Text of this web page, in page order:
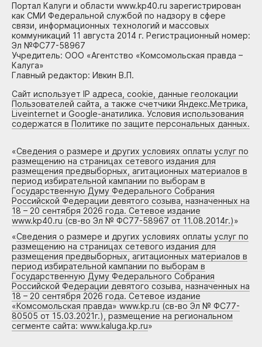
Портал Калуги и области www.kp40.ru зарегистрирован
как СМИ Федеральной службой по надзору в сфере
связи, информационных технологий и массовых
коммуникаций 11 августа 2014 г. Регистрационный номер:
Эл №ФС77-58967
Учредитель: ООО «Агентство «Комсомольская правда –
Калуга»
Главный редактор: Ивкин В.П.
Сайт использует IP адреса, cookie, данные геолокации
Пользователей сайта, а также счетчики Яндекс.Метрика,
Liveinternet и Google-анатилика. Условия использования
содержатся в Политике по защите персональных данных.
«Сведения о размере и других условиях оплаты услуг по
размещению на страницах сетевого издания для
размещения предвыборных, агитационных материалов в
период избирательной кампании по выборам в
Государственную Думу Федерального Собрания
Российской Федерации девятого созыва, назначенных на
18 – 20 сентября 2026 года. Сетевое издание
www.kp40.ru (св-во Эл № ФС77-58967 от 11.08.2014г.)»
«Сведения о размере и других условиях оплаты услуг по
размещению на страницах сетевого издания для
размещения предвыборных, агитационных материалов в
период избирательной кампании по выборам в
Государственную Думу Федерального Собрания
Российской Федерации девятого созыва, назначенных на
18 – 20 сентября 2026 года. Сетевое издание
«Комсомольская правда» www.kp.ru (св-во Эл № ФС77-
80505 от 15.03.2021г.), размещение на региональном
сегменте сайта: www.kaluga.kp.ru»